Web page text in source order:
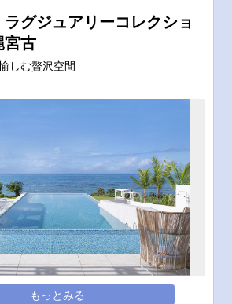
グジュアリーコレクショ
宮古
しむ贅沢空間
もっとみる